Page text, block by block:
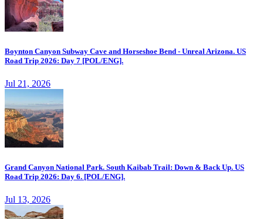
Boynton Canyon Subway Cave and Horseshoe Bend - Unreal Arizona. US
Road Trip 2026: Day 7 [POL/ENG].
Jul 21, 2026
Grand Canyon National Park. South Kaibab Trail: Down & Back Up. US
Road Trip 2026: Day 6. [POL/ENG].
Jul 13, 2026